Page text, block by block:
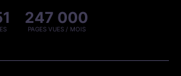
247 000
PAGES VUES / MOIS